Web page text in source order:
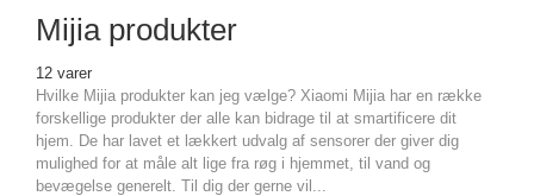
Mijia produkter
12 varer
Hvilke Mijia produkter kan jeg vælge? Xiaomi Mijia har en række
forskellige produkter der alle kan bidrage til at smartificere dit
hjem. De har lavet et lækkert udvalg af sensorer der giver dig
mulighed for at måle alt lige fra røg i hjemmet, til vand og
bevægelse generelt. Til dig der gerne vil...